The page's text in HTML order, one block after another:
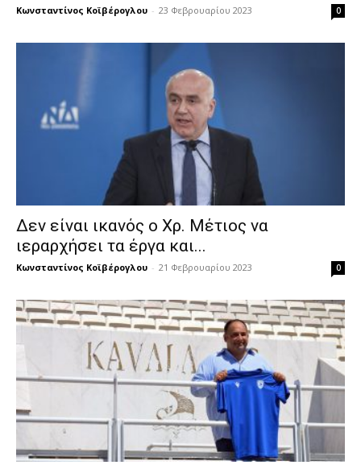
Κωνσταντίνος Κοϊβέρογλου - 23 Φεβρουαρίου 2023 0
Δεν είναι ικανός ο Χρ. Μέτιος να
ιεραρχήσει τα έργα και...
Κωνσταντίνος Κοϊβέρογλου - 21 Φεβρουαρίου 2023 0